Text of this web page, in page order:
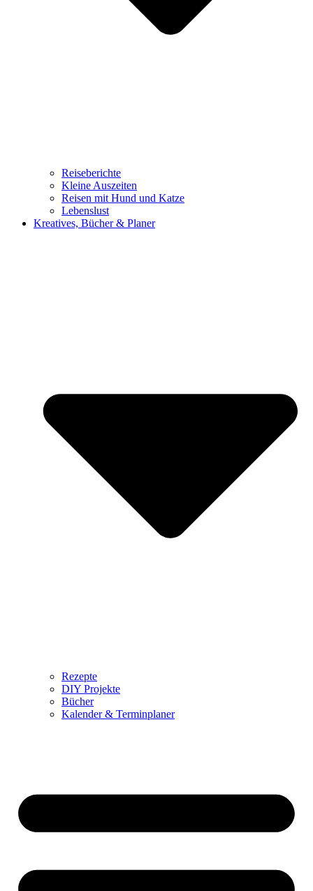
Reiseberichte
Kleine Auszeiten
Reisen mit Hund und Katze
Lebenslust
Kreatives, Bücher & Planer
Rezepte
DIY Projekte
Bücher
Kalender & Terminplaner